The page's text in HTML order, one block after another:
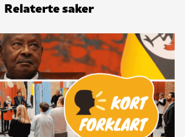
Relaterte saker